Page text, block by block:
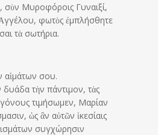
σὺν Μυροφόροις Γυναιξί,
φωτὸς ἐμπλήσθητε
τὰ σωτήρια.
αἱμάτων σου.
τὴν πάντιμον, τὰς
τιμήσωμεν, Μαρίαν
ὡς ἂν αὐτῶν ἱκεσίαις
συγχώρησιν